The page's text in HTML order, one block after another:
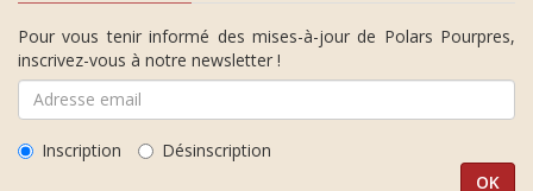
Pour vous tenir informé des mises-à-jour de Polars Pourpres,
inscrivez-vous à notre newsletter !
Inscription Désinscription